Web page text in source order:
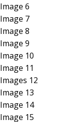
Image 6
Image 7
Image 8
Image 9
Image 10
Image 11
Images 12
Image 13
Image 14
Image 15